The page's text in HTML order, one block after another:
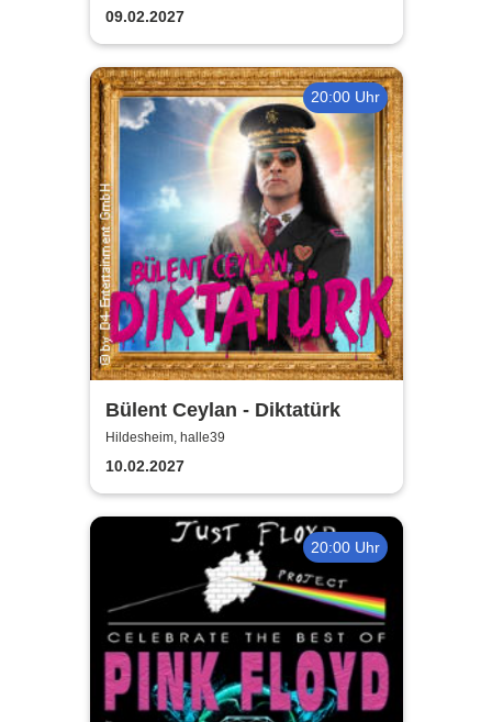
aller Zeiten
09.02.2027
20:00 Uhr
Bülent Ceylan - Diktatürk
Hildesheim, halle39
10.02.2027
20:00 Uhr